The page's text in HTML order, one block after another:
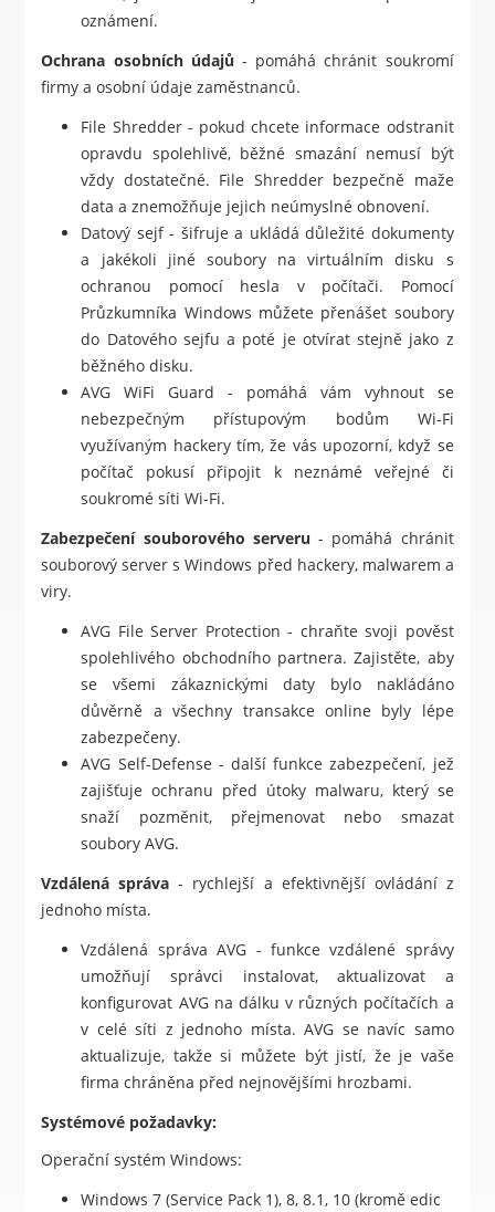
oznámení.
Ochrana osobních údajů - pomáhá chránit soukromí
firmy a osobní údaje zaměstnanců.
File Shredder - pokud chcete informace odstranit
opravdu spolehlivě, běžné smazání nemusí být
vždy dostatečné. File Shredder bezpečně maže
data a znemožňuje jejich neúmyslné obnovení.
Datový sejf - šifruje a ukládá důležité dokumenty
a jakékoli jiné soubory na virtuálním disku s
ochranou pomocí hesla v počítači. Pomocí
Průzkumníka Windows můžete přenášet soubory
do Datového sejfu a poté je otvírat stejně jako z
běžného disku.
AVG WiFi Guard - pomáhá vám vyhnout se
nebezpečným přístupovým bodům Wi-Fi
využívaným hackery tím, že vás upozorní, když se
počítač pokusí připojit k neznámé veřejné či
soukromé síti Wi-Fi.
Zabezpečení souborového serveru - pomáhá chránit
souborový server s Windows před hackery, malwarem a
viry.
AVG File Server Protection - chraňte svoji pověst
spolehlivého obchodního partnera. Zajistěte, aby
se všemi zákaznickými daty bylo nakládáno
důvěrně a všechny transakce online byly lépe
zabezpečeny.
AVG Self-Defense - další funkce zabezpečení, jež
zajišťuje ochranu před útoky malwaru, který se
snaží pozměnit, přejmenovat nebo smazat
soubory AVG.
Vzdálená správa - rychlejší a efektivnější ovládání z
jednoho místa.
Vzdálená správa AVG - funkce vzdálené správy
umožňují správci instalovat, aktualizovat a
konfigurovat AVG na dálku v různých počítačích a
v celé síti z jednoho místa. AVG se navíc samo
aktualizuje, takže si můžete být jistí, že je vaše
firma chráněna před nejnovějšími hrozbami.
Systémové požadavky:
Operační systém Windows:
Windows 7 (Service Pack 1), 8, 8.1, 10 (kromě edic